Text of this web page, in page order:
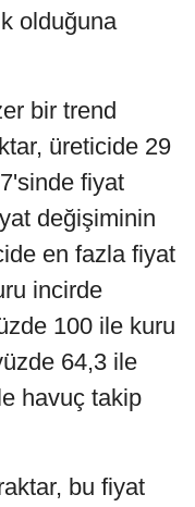
olduğuna
bir trend
üreticide 29
fiyat
değişiminin
en fazla fiyat
incirde
100 ile kuru
64,3 ile
havuç takip
bu fiyat